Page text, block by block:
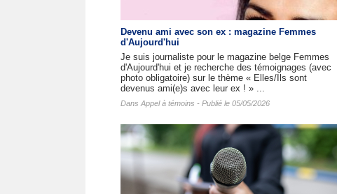
Devenu ami avec son ex : magazine Femmes
d'Aujourd'hui
Je suis journaliste pour le magazine belge Femmes
d'Aujourd'hui et je recherche des témoignages (avec
photo obligatoire) sur le thème « Elles/Ils sont
devenus ami(e)s avec leur ex ! » ...
Dans Appel à témoins - Publié le 05/05/2026